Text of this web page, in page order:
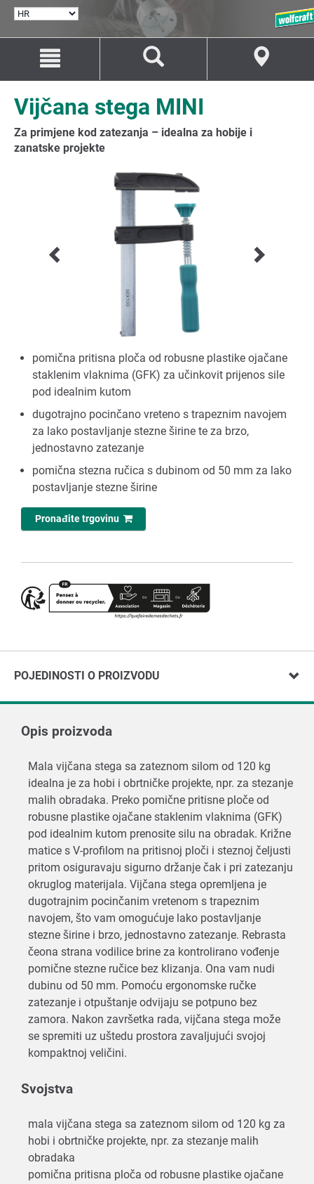
ODABERI
sadržaj
navigaciju
Vijčana stega MINI
Za primjene kod zatezanja – idealna za hobije i
zanatske projekte
pomična pritisna ploča od robusne plastike ojačane
staklenim vlaknima (GFK) za učinkovit prijenos sile
pod idealnim kutom
dugotrajno pocinčano vreteno s trapeznim navojem
za lako postavljanje stezne širine te za brzo,
jednostavno zatezanje
pomična stezna ručica s dubinom od 50 mm za lako
postavljanje stezne širine
Pronađite trgovinu
POJEDINOSTI O PROIZVODU
Opis proizvoda
Mala vijčana stega sa zateznom silom od 120 kg
idealna je za hobi i obrtničke projekte, npr. za stezanje
malih obradaka. Preko pomične pritisne ploče od
robusne plastike ojačane staklenim vlaknima (GFK)
pod idealnim kutom prenosite silu na obradak. Križne
matice s V-profilom na pritisnoj ploči i steznoj čeljusti
pritom osiguravaju sigurno držanje čak i pri zatezanju
okruglog materijala. Vijčana stega opremljena je
dugotrajnim pocinčanim vretenom s trapeznim
navojem, što vam omogućuje lako postavljanje
stezne širine i brzo, jednostavno zatezanje. Rebrasta
čeona strana vodilice brine za kontrolirano vođenje
pomične stezne ručice bez klizanja. Ona vam nudi
dubinu od 50 mm. Pomoću ergonomske ručke
zatezanje i otpuštanje odvijaju se potpuno bez
zamora. Nakon završetka rada, vijčana stega može
se spremiti uz uštedu prostora zavaljujući svojoj
kompaktnoj veličini.
Svojstva
mala vijčana stega sa zateznom silom od 120 kg za
hobi i obrtničke projekte, npr. za stezanje malih
obradaka
pomična pritisna ploča od robusne plastike ojačane